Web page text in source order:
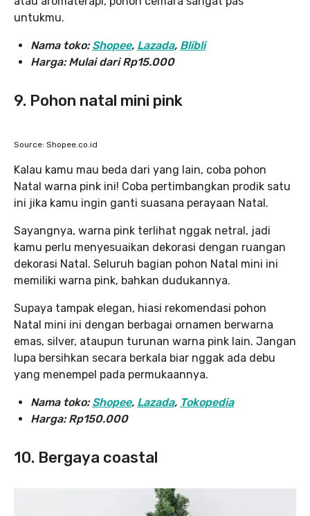
untukmu.
Nama toko: Shopee, Lazada, Blibli
Harga:Mulai dari Rp15.000
9. Pohon natal mini pink
Source: Shopee.co.id
Kalau kamu mau beda dari yang lain, coba pohon
Natal warna pink ini! Coba pertimbangkan prodik satu
ini jika kamu ingin ganti suasana perayaan Natal.
Sayangnya, warna pink terlihat nggak netral, jadi
kamu perlu menyesuaikan dekorasi dengan ruangan
dekorasi Natal. Seluruh bagian pohon Natal mini ini
memiliki warna pink, bahkan dudukannya.
Supaya tampak elegan, hiasi rekomendasi pohon
Natal mini ini dengan berbagai ornamen berwarna
emas, silver, ataupun turunan warna pink lain. Jangan
lupa bersihkan secara berkala biar nggak ada debu
yang menempel pada permukaannya.
Nama toko: Shopee, Lazada, Tokopedia
Harga:Rp150.000
10. Bergaya coastal